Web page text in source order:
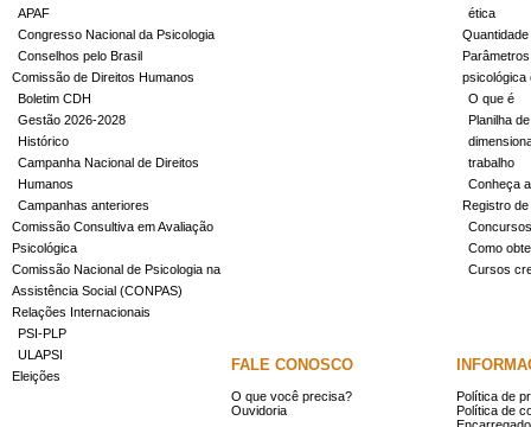
APAF
Congresso Nacional da Psicologia
Conselhos pelo Brasil
Comissão de Direitos Humanos
Boletim CDH
Gestão 2026-2028
Histórico
Campanha Nacional de Direitos
Humanos
Campanhas anteriores
Comissão Consultiva em Avaliação
Psicológica
Comissão Nacional de Psicologia na
Assistência Social (CONPAS)
Relações Internacionais
PSI-PLP
ULAPSI
Eleições
ética
psicológica
O que é
Planilha
trabalho
Conheça
Registro
Concursos
Como
Cursos
FALE CONOSCO
O que você precisa?
Ouvidoria
Política de
Política de